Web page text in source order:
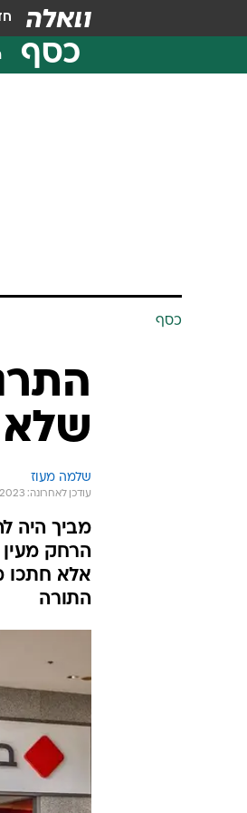
כסף
כסף
שלא
שלמה מעוז
עודכן לאחרונה: 20.10.2023 / 4:38
מביך היה
הרחק
אלא חתכו
התורה